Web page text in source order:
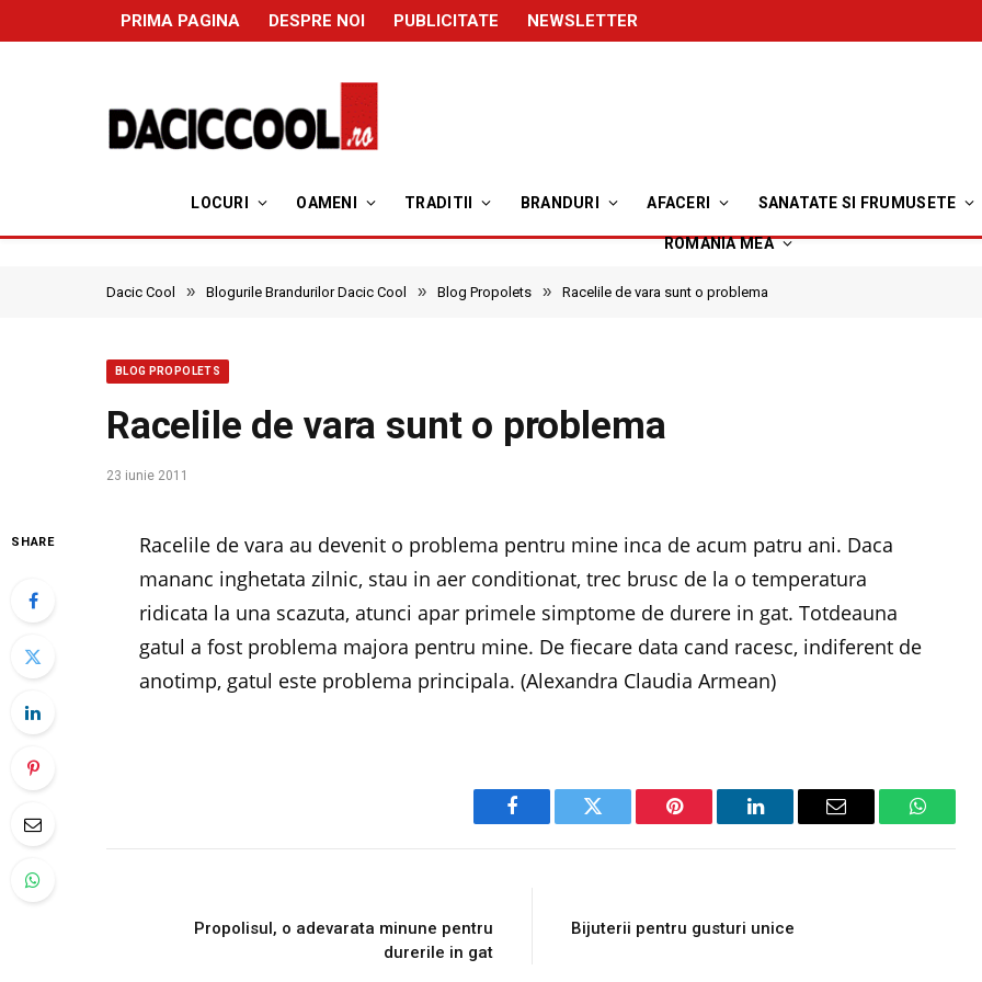
PRIMA PAGINA DESPRE NOI PUBLICITATE NEWSLETTER
LOCURI OAMENI TRADITII BRANDURI AFACERI SANATATE SI FRUMUSETE
ROMANIA MEA
Dacic Cool » Blogurile Brandurilor Dacic Cool » Blog Propolets » Racelile de vara sunt o problema
BLOG PROPOLETS
Racelile de vara sunt o problema
23 iunie 2011
SHARE
Racelile de vara au devenit o problema pentru mine inca de acum patru ani. Daca
mananc inghetata zilnic, stau in aer conditionat, trec brusc de la o temperatura
ridicata la una scazuta, atunci apar primele simptome de durere in gat. Totdeauna
gatul a fost problema majora pentru mine. De fiecare data cand racesc, indiferent de
anotimp, gatul este problema principala. (Alexandra Claudia Armean)
Facebook Twitter Pinterest LinkedIn Email
Propolisul, o adevarata minune pentru
durerile in gat
Bijuterii pentru gusturi unice